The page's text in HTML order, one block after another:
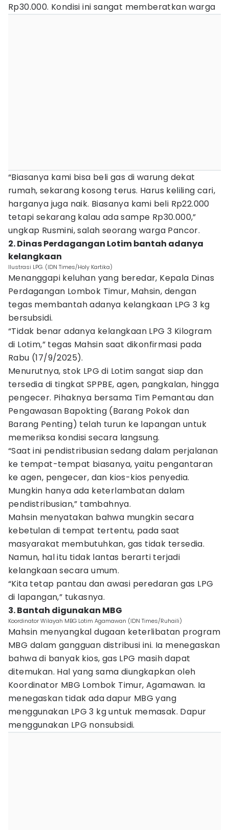
Rp30.000. Kondisi ini sangat memberatkan warga
“Biasanya kami bisa beli gas di warung dekat
rumah, sekarang kosong terus. Harus keliling cari,
harganya juga naik. Biasanya kami beli Rp22.000
tetapi sekarang kalau ada sampe Rp30.000,”
ungkap Rusmini, salah seorang warga Pancor.
2. Dinas Perdagangan Lotim bantah adanya
kelangkaan
Ilustrasi LPG. (IDN Times/Holy Kartika)
Menanggapi keluhan yang beredar, Kepala Dinas
Perdagangan Lombok Timur, Mahsin, dengan
tegas membantah adanya kelangkaan LPG 3 kg
bersubsidi.
“Tidak benar adanya kelangkaan LPG 3 Kilogram
di Lotim,” tegas Mahsin saat dikonfirmasi pada
Rabu (17/9/2025).
Menurutnya, stok LPG di Lotim sangat siap dan
tersedia di tingkat SPPBE, agen, pangkalan, hingga
pengecer. Pihaknya bersama Tim Pemantau dan
Pengawasan Bapokting (Barang Pokok dan
Barang Penting) telah turun ke lapangan untuk
memeriksa kondisi secara langsung.
“Saat ini pendistribusian sedang dalam perjalanan
ke tempat-tempat biasanya, yaitu pengantaran
ke agen, pengecer, dan kios-kios penyedia.
Mungkin hanya ada keterlambatan dalam
pendistribusian,” tambahnya.
Mahsin menyatakan bahwa mungkin secara
kebetulan di tempat tertentu, pada saat
masyarakat membutuhkan, gas tidak tersedia.
Namun, hal itu tidak lantas berarti terjadi
kelangkaan secara umum.
“Kita tetap pantau dan awasi peredaran gas LPG
di lapangan,” tukasnya.
3. Bantah digunakan MBG
Koordinator Wilayah MBG Lotim Agamawan (IDN Times/Ruhaili)
Mahsin menyangkal dugaan keterlibatan program
MBG dalam gangguan distribusi ini. Ia menegaskan
bahwa di banyak kios, gas LPG masih dapat
ditemukan. Hal yang sama diungkapkan oleh
Koordinator MBG Lombok Timur, Agamawan. Ia
menegaskan tidak ada dapur MBG yang
menggunakan LPG 3 kg untuk memasak. Dapur
menggunakan LPG nonsubsidi.